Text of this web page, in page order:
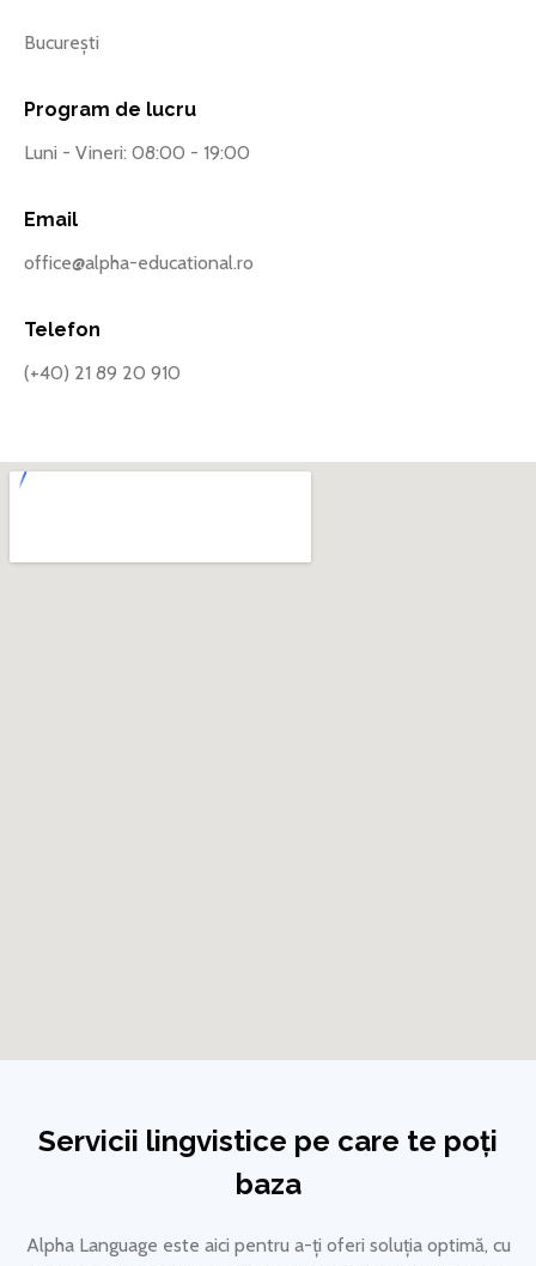
București
Program de lucru
Luni - Vineri: 08:00 - 19:00
Email
office@alpha-educational.ro
Telefon
(+40) 21 89 20 910
Servicii lingvistice pe care te poți
baza
Alpha Language este aici pentru a-ți oferi soluția optimă, cu